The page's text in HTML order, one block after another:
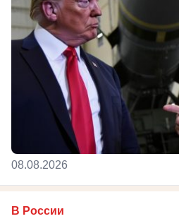
08.08.2026
В России